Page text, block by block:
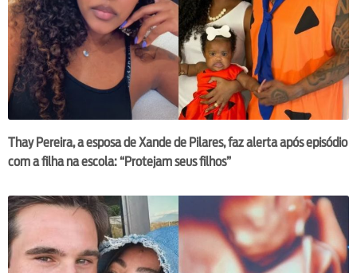
Thay Pereira, a esposa de Xande de Pilares, faz alerta após episódio
com a filha na escola: “Protejam seus filhos”